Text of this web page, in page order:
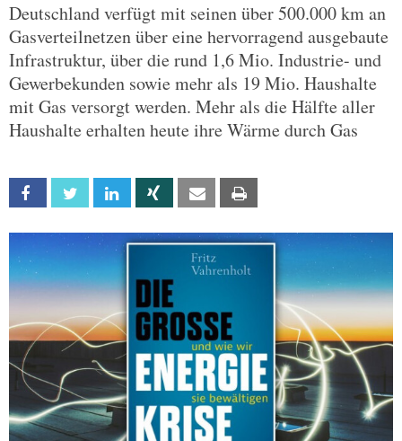
Deutschland verfügt mit seinen über 500.000 km an
Gasverteilnetzen über eine hervorragend ausgebaute
Infrastruktur, über die rund 1,6 Mio. Industrie- und
Gewerbekunden sowie mehr als 19 Mio. Haushalte
mit Gas versorgt werden. Mehr als die Hälfte aller
Haushalte erhalten heute ihre Wärme durch Gas
Facebook Twitter Linkedin Xing Email